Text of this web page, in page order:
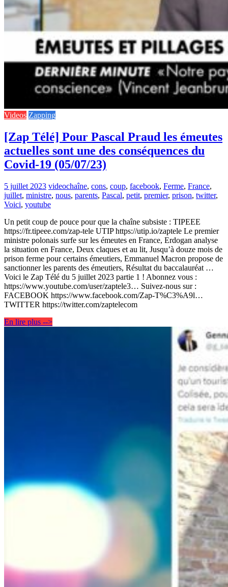
Videos Zapping
[Zap Télé] Pour Pascal Praud les émeutes
actuelles sont une des conséquences du
Covid-19 (05/07/23)
5 juillet 2023 videochaîne, cons, coup, facebook, Ferme, France,
juillet, ministre, nous, parents, Pascal, petit, premier, prison, twitter,
Voici, youtube
Un petit coup de pouce pour que la chaîne subsiste : TIPEEE
https://fr.tipeee.com/zap-tele UTIP https://utip.io/zaptele Le premier
ministre polonais surfe sur les émeutes en France, Erdogan analyse
la situation en France, Deux claques et au lit, Jusqu’à douze mois de
prison ferme pour certains émeutiers, Emmanuel Macron propose de
sanctionner les parents des émeutiers, Résultat du baccalauréat …
Voici le Zap Télé du 5 juillet 2023 partie 1 ! Abonnez vous :
https://www.youtube.com/user/zaptele3… Suivez-nous sur :
FACEBOOK https://www.facebook.com/Zap-T%C3%A9l…
TWITTER https://twitter.com/zaptelecom
En lire plus -->